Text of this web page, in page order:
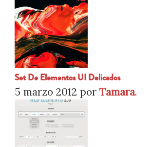
Set De Elementos UI Delicados
5 marzo 2012 por Tamara.